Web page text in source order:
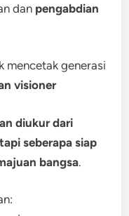
dan pengabdian
mencetak generasi
visioner
diukur dari
seberapa siap
bangsa.